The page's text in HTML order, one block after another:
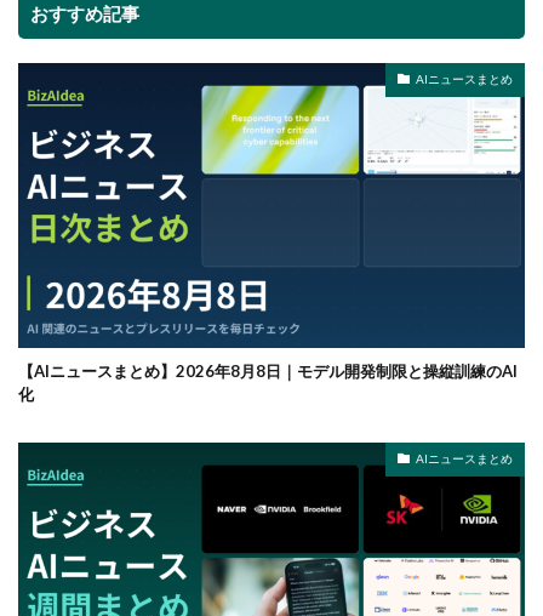
おすすめ記事
AIニュースまとめ
【AIニュースまとめ】2026年8月8日｜モデル開発制限と操縦訓練のAI
化
AIニュースまとめ